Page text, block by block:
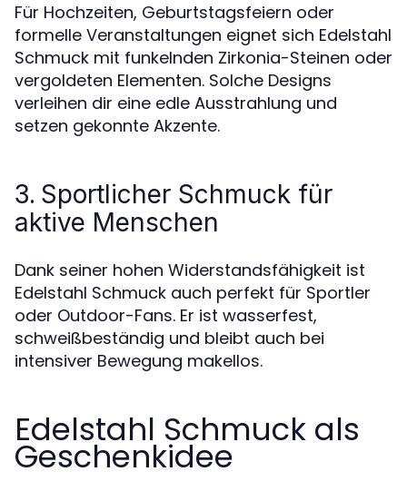
Für Hochzeiten, Geburtstagsfeiern oder
formelle Veranstaltungen eignet sich Edelstahl
Schmuck mit funkelnden Zirkonia-Steinen oder
vergoldeten Elementen. Solche Designs
verleihen dir eine edle Ausstrahlung und
setzen gekonnte Akzente.
3. Sportlicher Schmuck für
aktive Menschen
Dank seiner hohen Widerstandsfähigkeit ist
Edelstahl Schmuck auch perfekt für Sportler
oder Outdoor-Fans. Er ist wasserfest,
schweißbeständig und bleibt auch bei
intensiver Bewegung makellos.
Edelstahl Schmuck als
Geschenkidee